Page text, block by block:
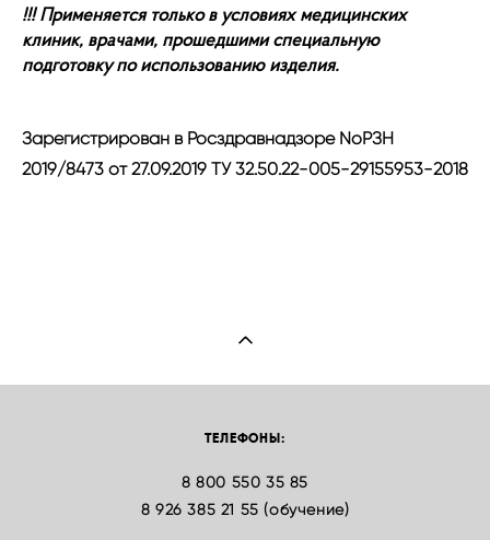
!!! Применяется только в условиях медицинских
клиник, врачами, прошедшими специальную
подготовку по использованию изделия.
Зарегистрирован в Росздравнадзоре NoРЗН
2019/8473 от 27.09.2019 ТУ 32.50.22-005-29155953-2018
ТЕЛЕФОНЫ:
8 800 550 35 85
8 926 385 21 55 (обучение)